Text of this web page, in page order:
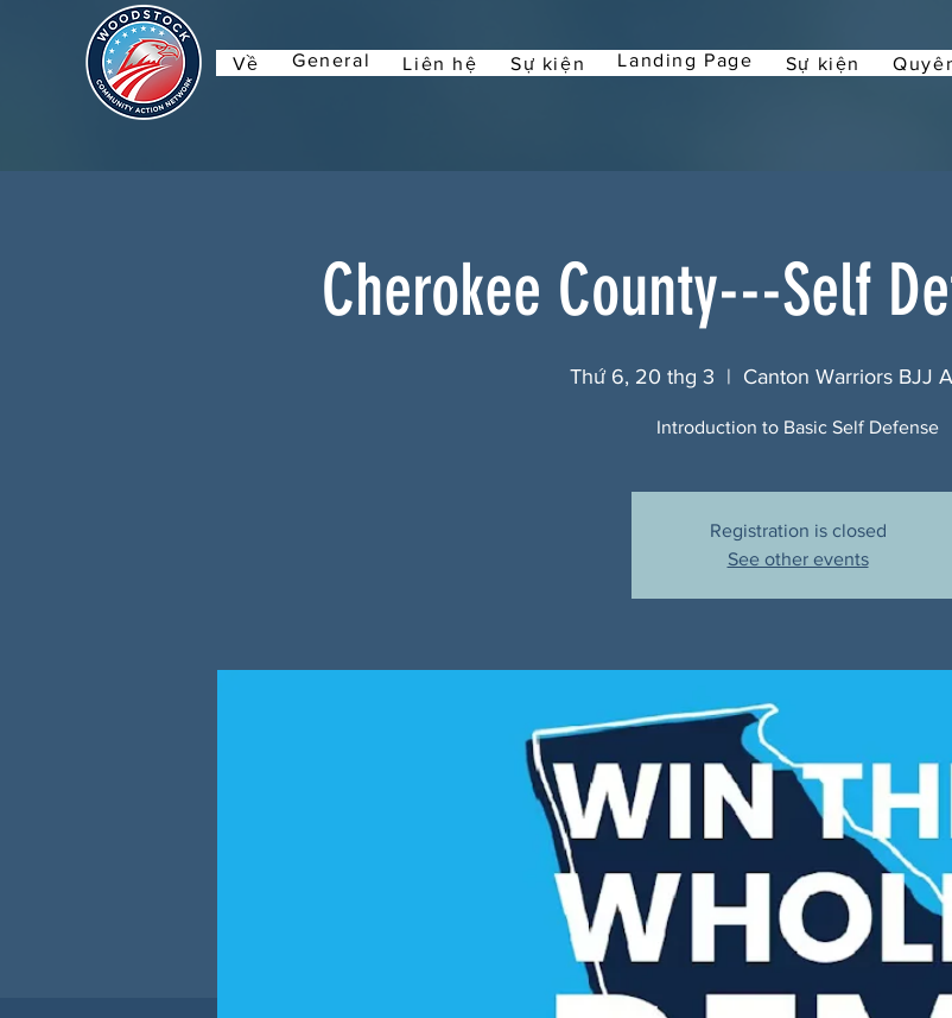
Về General Liên hệ Sự kiện Landing Page Sự kiện
Cherokee County---Self
Thứ 6, 20 thg 3
  |
Canton Warriors BJJ
Introduction to Basic Self Defense
Registration is closed
See other events